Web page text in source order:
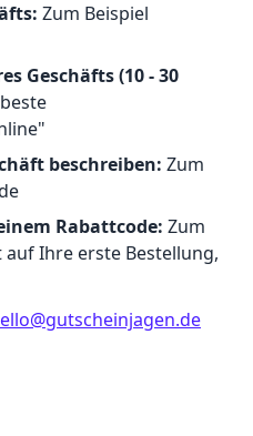
Zum Beispiel
Geschäfts (10 - 30
beschreiben: Zum
Rabattcode: Zum
auf Ihre erste Bestellung,